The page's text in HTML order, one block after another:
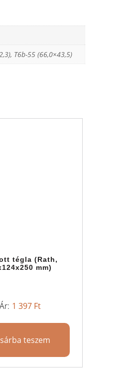
T6b-55 (66,0×43,5)
tégla (Rath,
mm)
1 397 Ft
teszem